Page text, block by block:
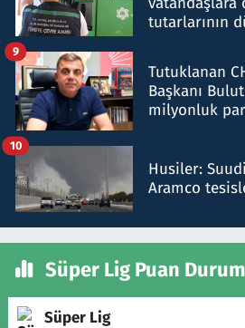
tutarlarının
Tutuklanan
Başkanı
milyonluk
9
Husiler:
Aramco
10
Süper Lig Puan
Süper Lig